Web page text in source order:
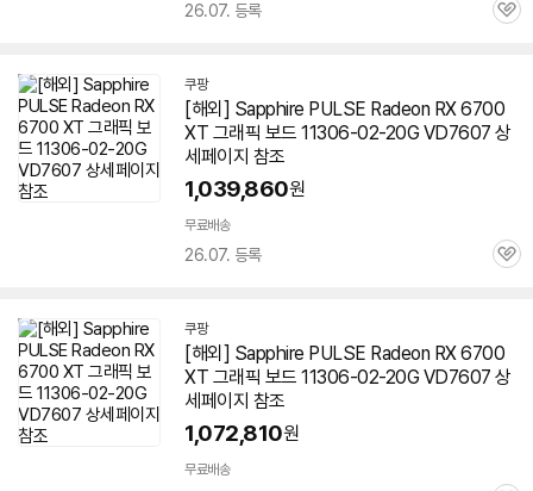
26.07. 등록
관
쿠팡
[해외] Sapphire PULSE Radeon RX 6700
XT 그래픽 보드 11306-02-20G VD7607 상
세페이지 참조
1,039,860원
무료배송
26.07. 등록
관
쿠팡
[해외] Sapphire PULSE Radeon RX 6700
XT 그래픽 보드 11306-02-20G VD7607 상
세페이지 참조
1,072,810원
무료배송